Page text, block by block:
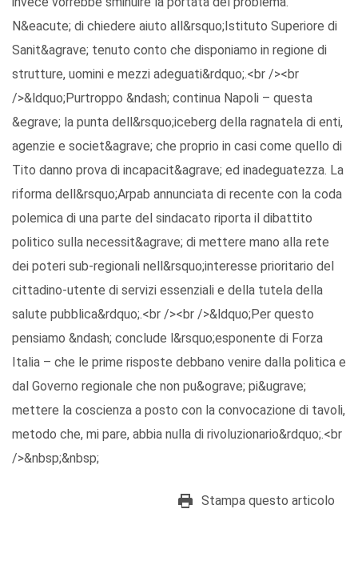
N&eacute; di chiedere aiuto all&rsquo;Istituto Superiore di
Sanit&agrave; tenuto conto che disponiamo in regione di
strutture, uomini e mezzi adeguati&rdquo;.<br /><br
/>&ldquo;Purtroppo &ndash; continua Napoli – questa
&egrave; la punta dell&rsquo;iceberg della ragnatela di enti,
agenzie e societ&agrave; che proprio in casi come quello di
Tito danno prova di incapacit&agrave; ed inadeguatezza. La
riforma dell&rsquo;Arpab annunciata di recente con la coda
polemica di una parte del sindacato riporta il dibattito
politico sulla necessit&agrave; di mettere mano alla rete
dei poteri sub-regionali nell&rsquo;interesse prioritario del
cittadino-utente di servizi essenziali e della tutela della
salute pubblica&rdquo;.<br /><br />&ldquo;Per questo
pensiamo &ndash; conclude l&rsquo;esponente di Forza
Italia – che le prime risposte debbano venire dalla politica e
dal Governo regionale che non pu&ograve; pi&ugrave;
mettere la coscienza a posto con la convocazione di tavoli,
metodo che, mi pare, abbia nulla di rivoluzionario&rdquo;.<br
/>&nbsp;&nbsp;
Stampa questo articolo